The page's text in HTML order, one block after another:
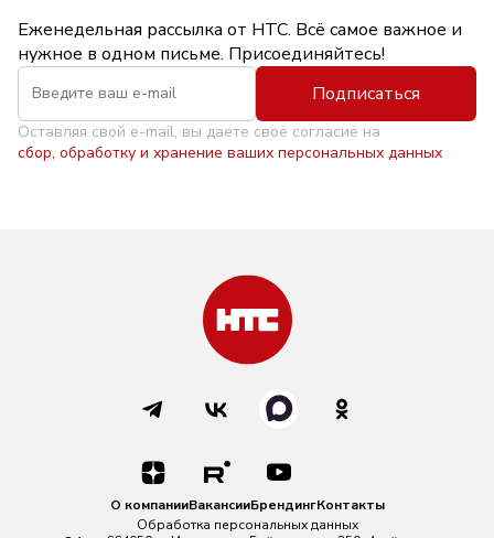
Еженедельная рассылка от НТС. Всё самое важное и
нужное в одном письме. Присоединяйтесь!
Подписаться
Оставляя свой e-mail, вы даете свое согласие на
сбор, обработку и хранение ваших персональных данных
О компанииВакансииБрендингКонтакты
Обработка персональных данных